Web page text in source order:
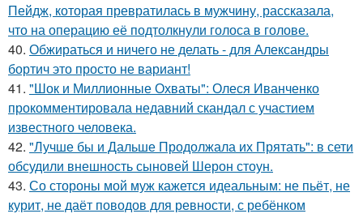
Пейдж, которая превратилась в мужчину, рассказала,
что на операцию её подтолкнули голоса в голове.
40. Обжираться и ничего не делать - для Александры
бортич это просто не вариант!
41. "Шок и Миллионные Охваты": Олеся Иванченко
прокомментировала недавний скандал с участием
известного человека.
42. "Лучше бы и Дальше Продолжала их Прятать": в сети
обсудили внешность сыновей Шерон стоун.
43. Со стороны мой муж кажется идеальным: не пьёт, не
курит, не даёт поводов для ревности, с ребёнком